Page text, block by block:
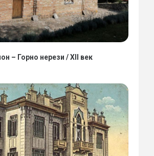
– Горно нерези / XII век